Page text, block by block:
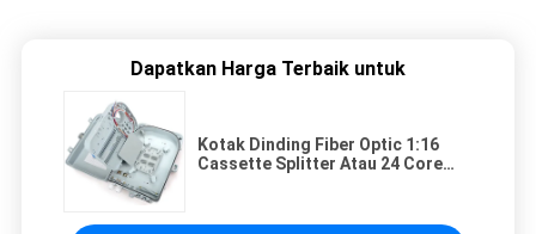
Dapatkan Harga Terbaik untuk
Kotak Dinding Fiber Optic 1:16
Cassette Splitter Atau 24 Core